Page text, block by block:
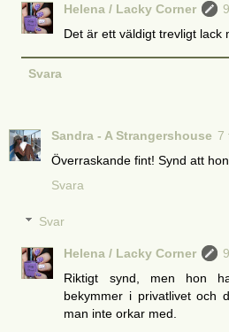
Helena / Lacky Corner
Det är ett väldigt trevligt lack
Svara
Sandra - A Strangershouse 7
Överraskande fint! Synd att
Svara
Svar
Helena / Lacky Corner
Riktigt synd, men hon
bekymmer i privatlivet och
man inte orkar med.